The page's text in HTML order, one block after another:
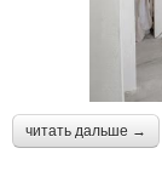
читать дальше →